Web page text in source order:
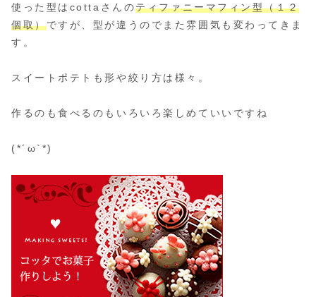
使った型はcottaさんのティファニーマフィン型（１２
個取）ですが、型が違うのでまた雰囲気も変わってきま
す。
スイートポテトも形や絞り方は様々。
作るのも食べるのもいろいろ楽しめていいですね
(*´ω`*)